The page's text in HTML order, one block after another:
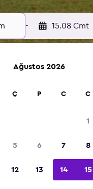
- 15.08 Cmt
Ağustos 2026
Ç P C C
1
5 6 7 8
12 13 14 15